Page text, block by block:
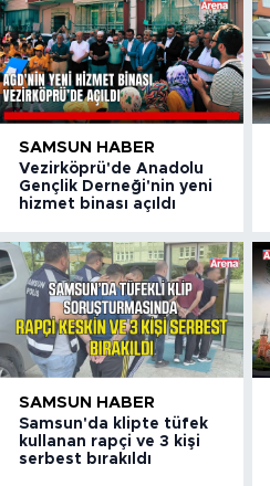
SAMSUN HABER
Vezirköprü'de Anadolu
Gençlik Derneği'nin yeni
hizmet binası açıldı
SAMSUN HABER
Samsun'da klipte tüfek
kullanan rapçi ve 3 kişi
serbest bırakıldı